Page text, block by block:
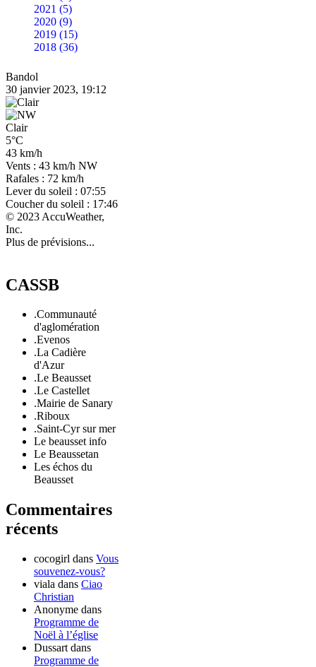
2021 (5)
2020 (9)
2019 (15)
2018 (36)
Bandol
30 janvier 2023, 19:12
Clair
5°C
43 km/h
Vents : 43 km/h NW
Rafales : 72 km/h
Lever du soleil : 07:55
Coucher du soleil : 17:46
© 2023 AccuWeather,
Inc.
Plus de prévisions...
CASSB
.Communauté
d'aglomération
.Evenos
.La Cadière
d'Azur
.Le Beausset
.Le Castellet
.Mairie de Sanary
.Riboux
.Saint-Cyr sur mer
Le beausset info
Le Beaussetan
Les échos du
Beausset
Commentaires
récents
cocogirl dans Vous
souvenez-vous?
viala dans Ciao
Christian
Anonyme dans
Programme de
Noël à l’église
Dussart dans
Programme de